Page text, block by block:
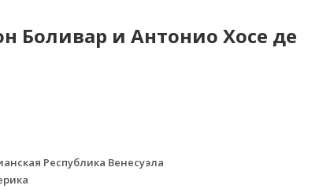
Боливар и Антонио Хосе де
Республика Венесуэла